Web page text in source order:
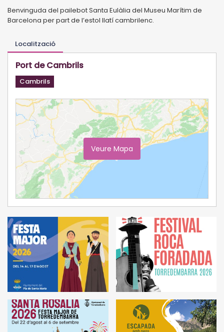
Benvinguda del pailebot Santa Eulàlia del Museu Marítim de
Barcelona per part de l’estol llatí cambrilenc.
Localització
Port de Cambrils
Cambrils
Veure Mapa